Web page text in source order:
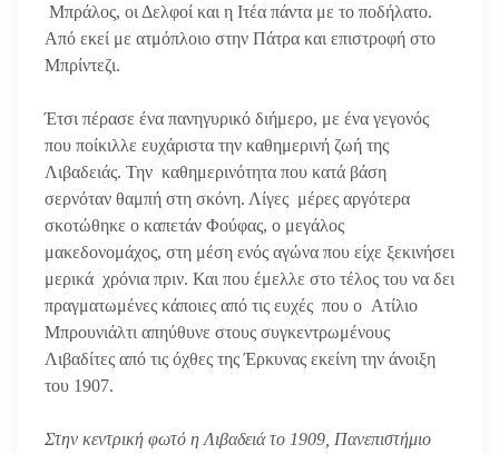
Μπράλος, οι Δελφοί και η Ιτέα πάντα με το ποδήλατο.
Από εκεί με ατμόπλοιο στην Πάτρα και επιστροφή στο
Μπρίντεζι.
Έτσι πέρασε ένα πανηγυρικό διήμερο, με ένα γεγονός
που ποίκιλλε ευχάριστα την καθημερινή ζωή της
Λιβαδειάς. Την καθημερινότητα που κατά βάση
σερνόταν θαμπή στη σκόνη. Λίγες μέρες αργότερα
σκοτώθηκε ο καπετάν Φούφας, ο μεγάλος
μακεδονομάχος, στη μέση ενός αγώνα που είχε ξεκινήσει
μερικά χρόνια πριν. Και που έμελλε στο τέλος του να δει
πραγματωμένες κάποιες από τις ευχές που ο Ατίλιο
Μπρουνιάλτι απηύθυνε στους συγκεντρωμένους
Λιβαδίτες από τις όχθες της Έρκυνας εκείνη την άνοιξη
του 1907.
Στην κεντρική φωτό η Λιβαδειά το 1909, Πανεπιστήμιο